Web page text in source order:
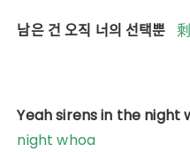
남은 건 오직 너의 선택뿐
Yeah sirens in the
night whoa